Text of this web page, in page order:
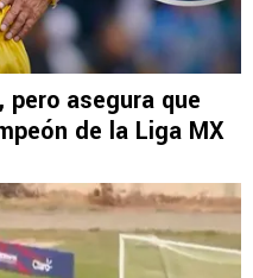
asegura que
de la Liga MX